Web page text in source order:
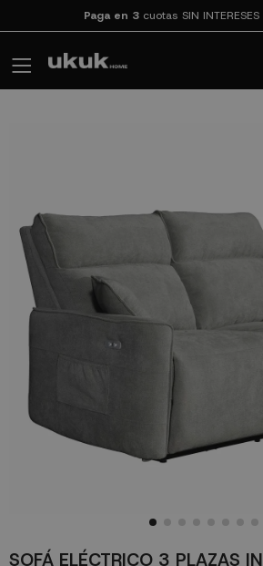
Paga en 3cuotas SIN
SOFÁ ELÉCTRICO 3 PLAZAS